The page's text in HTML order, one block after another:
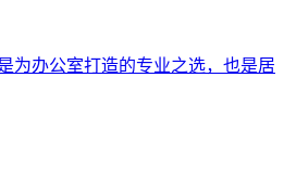
为办公室打造的专业之选，也是居